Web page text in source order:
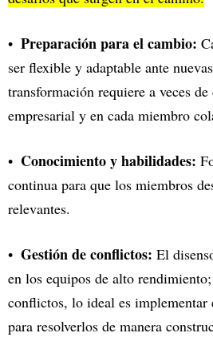
Preparación para el cambio:
ser flexible y adaptable ante
transformación requiere a veces
empresarial y en cada miembro
Conocimiento y habilidades:
continua para que los miembros
relevantes.
Gestión de conflictos: El
en los equipos de alto
conflictos, lo ideal es implementar
para resolverlos de manera